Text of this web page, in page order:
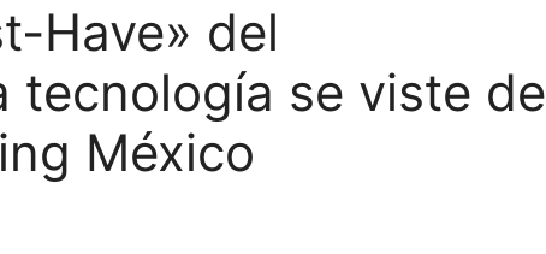
Have» del
tecnología se viste de
México